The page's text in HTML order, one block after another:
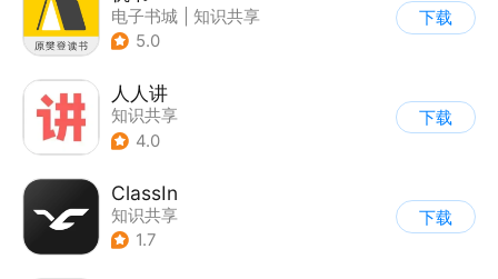
电子书城
知识共享
5.0
下载
人人讲
知识共享
4.0
下载
ClassIn
知识共享
1.7
下载